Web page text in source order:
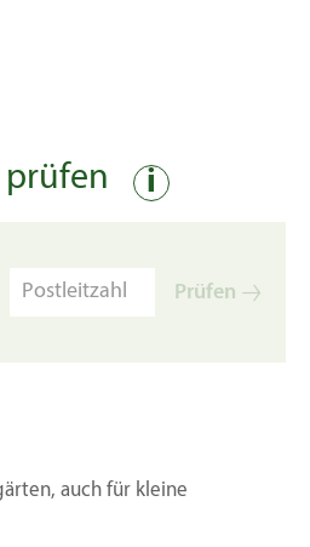
i
Prüfen
auch für kleine